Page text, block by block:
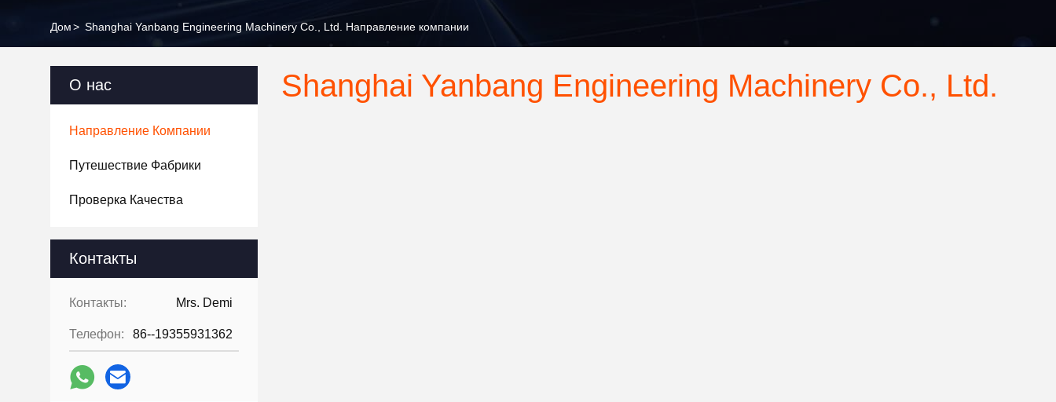
Дом> Shanghai Yanbang Engineering Machinery Co., Ltd. Направление компании
О нас
Направление Компании
Путешествие Фабрики
Проверка Качества
Контакты
Контакты: Mrs. Demi
Телефон: 86--19355931362
Shanghai Yanbang Engineering Machinery Co., Ltd.